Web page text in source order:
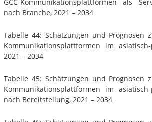
GCC-Kommunikationsplattformen als
nach Branche, 2021 – 2034
Tabelle 44: Schätzungen und Prognosen
Kommunikationsplattformen im
2021 – 2034
Tabelle 45: Schätzungen und Prognosen
Kommunikationsplattformen im
nach Bereitstellung, 2021 – 2034